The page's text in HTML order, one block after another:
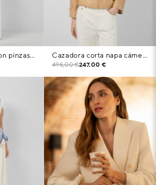
Pantalón ancho con pinzas mezcla lino blanco roto Cazadora corta napa cámel con cinturón
495,00 €247,00 €